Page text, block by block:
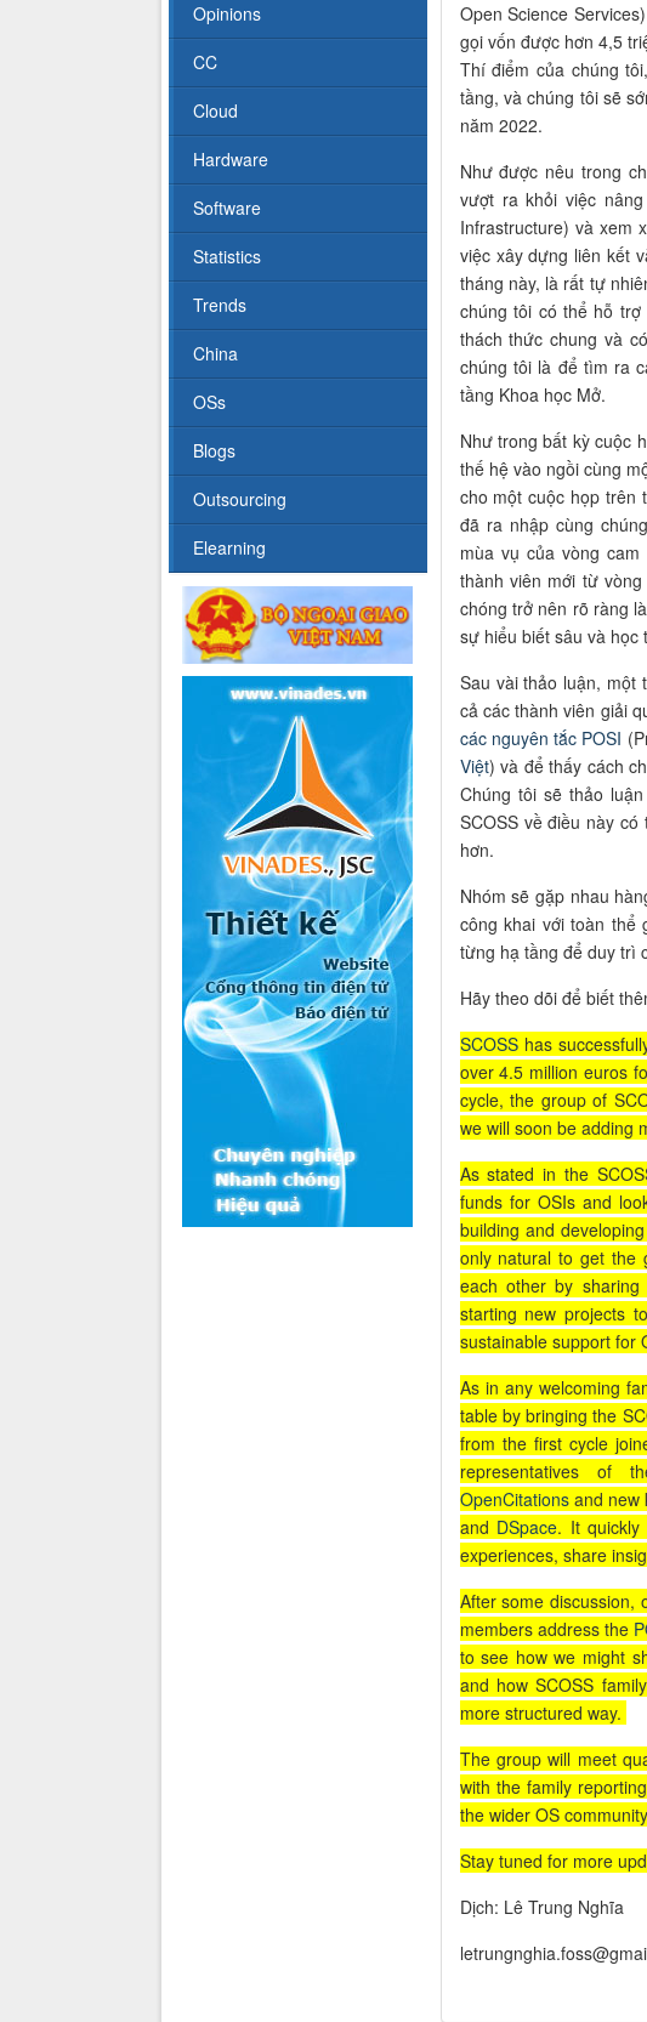
Open Science
gọi vốn được hơn 4,5
Thí điểm của chúng
tầng, và chúng tôi sẽ
năm 2022.
Như được nêu trong
vượt ra khỏi việc
Infrastructure) và xem
việc xây dựng liên kết
tháng này, là rất tự
chúng tôi có thể hỗ
thách thức chung và
chúng tôi là để tìm ra
tầng Khoa học Mở.
Như trong bất kỳ cuộc
thế hệ vào ngồi cùng
cho một cuộc họp trên
đã ra nhập cùng
mùa vụ của vòng
thành viên mới từ
chóng trở nên rõ ràng
sự hiểu biết sâu và học
Sau vài thảo luận,
cả các thành viên giải
các nguyên tắc POSI (
Việt) và để thấy cách
Chúng tôi sẽ thảo
SCOSS về điều này
hơn.
Nhóm sẽ gặp nhau
công khai với toàn
từng hạ tầng để duy trì
Hãy theo dõi để biết
SCOSS has
over 4.5 million euros
cycle, the group of
we will soon be adding
As stated in the
funds for OSIs and
building and
only natural to get the
each other by sharing
starting new projects
sustainable support for
As in any welcoming
table by bringing the
from the first cycle
representatives of
OpenCitations and
and DSpace. It quickly
experiences, share
After some discussion,
members address the
to see how we might
and how SCOSS
more structured way.
The group will meet
with the family
the wider OS
Stay tuned for more
Dịch: Lê Trung Nghĩa
Opinions
CC
Cloud
Hardware
Software
Statistics
Trends
China
OSs
Blogs
Outsourcing
Elearning